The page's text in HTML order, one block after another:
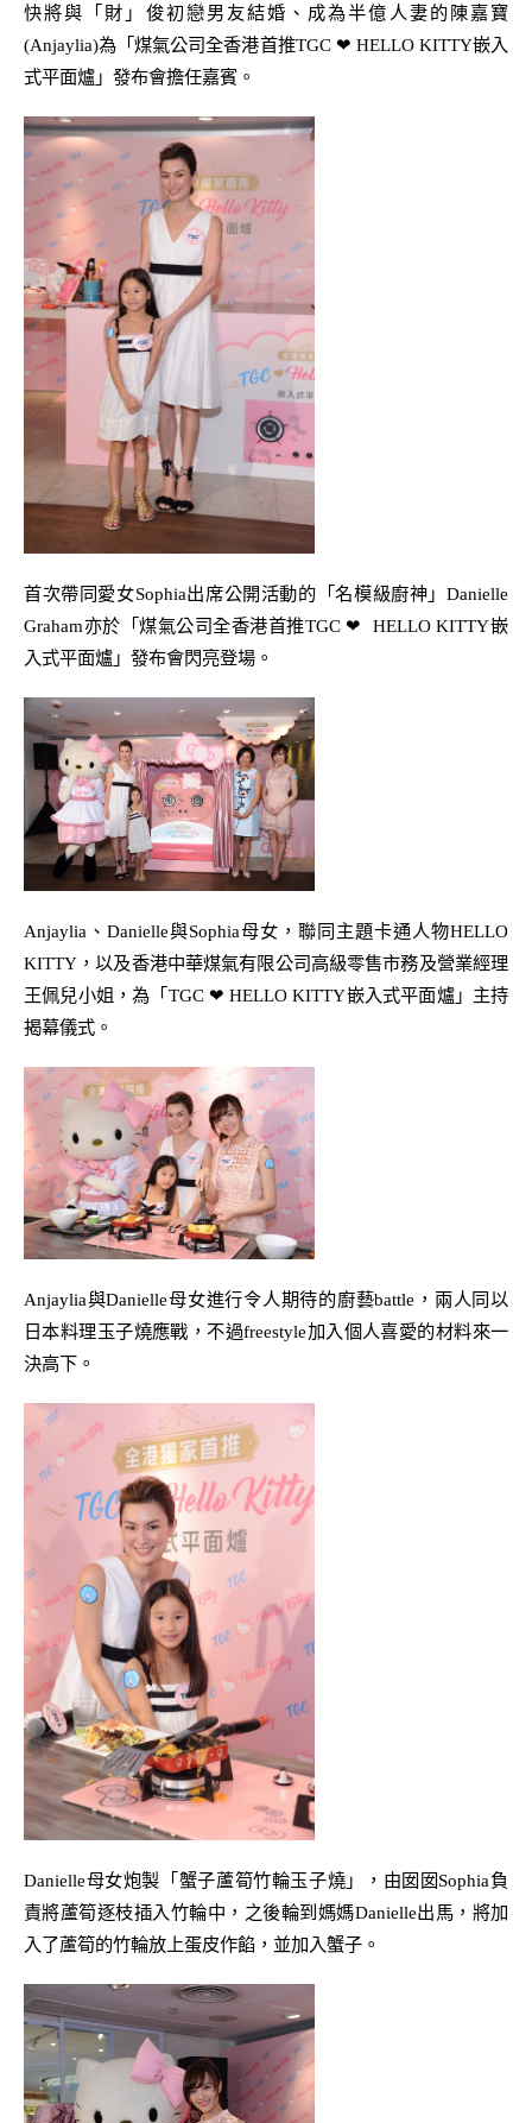
快將與 「財」俊初戀男友結婚、成為半億人妻的陳嘉寶
(Anjaylia)為 「煤氣公司全香港首推TGC ❤ HELLO KITTY嵌入
式平面爐」發布會擔任嘉賓。
首次帶同愛女Sophia出席公開活動的「名模級廚神」Danielle
Graham亦於 「煤氣公司全香港首推TGC ❤ HELLO KITTY嵌
入式平面爐」發布會閃亮登場。
Anjaylia 、 Danielle與Sophia母女 ， 聯同主題卡通人物HELLO
KITTY ，以及香港中華煤氣有限公司高級零售市務及營業經理
王佩兒小姐 ，為 「 TGC ❤ HELLO KITTY嵌入式平面爐」 主持
揭幕儀式 。
Anjaylia與Danielle母女進行令人期待的廚藝battle ， 兩人同以
日本料理玉子燒應戰 ，不過freestyle加入個人喜愛的材料來一
決高下。
Danielle母女炮製 「 蟹子蘆筍竹輪玉子燒 」 ，由囡囡Sophia負
責將蘆筍逐枝插入竹輪中，之後輪到媽媽Danielle出馬，將加
入了蘆筍的竹輪放上蛋皮作餡，並加入蟹子。